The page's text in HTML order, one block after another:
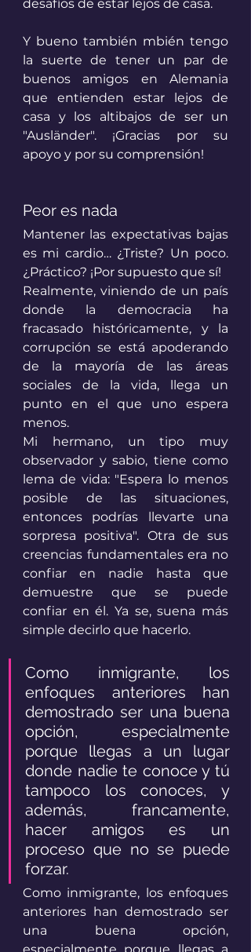
desafíos de estar lejos de casa.
Y bueno también mbién tengo
la suerte de tener un par de
buenos amigos en Alemania
que entienden estar lejos de
casa y los altibajos de ser un
"Ausländer". ¡Gracias por su
apoyo y por su comprensión!
Peor es nada
Mantener las expectativas bajas
es mi cardio… ¿Triste? Un poco.
¿Práctico? ¡Por supuesto que sí!
Realmente, viniendo de un país
donde la democracia ha
fracasado históricamente, y la
corrupción se está apoderando
de la mayoría de las áreas
sociales de la vida, llega un
punto en el que uno espera
menos.
Mi hermano, un tipo muy
observador y sabio, tiene como
lema de vida: "Espera lo menos
posible de las situaciones,
entonces podrías llevarte una
sorpresa positiva". Otra de sus
creencias fundamentales era no
confiar en nadie hasta que
demuestre que se puede
confiar en él. Ya se, suena más
simple decirlo que hacerlo.
Como inmigrante, los
enfoques anteriores han
demostrado ser una buena
opción, especialmente
porque llegas a un lugar
donde nadie te conoce y tú
tampoco los conoces, y
además, francamente,
hacer amigos es un
proceso que no se puede
forzar.
Como inmigrante, los enfoques
anteriores han demostrado ser
una buena opción,